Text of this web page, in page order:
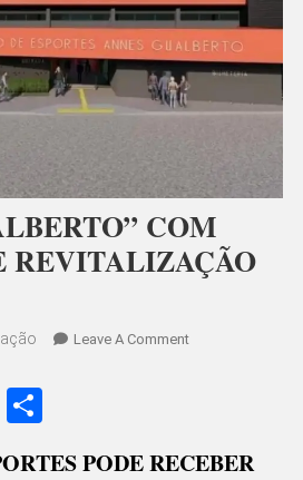
COM
REVITALIZAÇÃO
Leave A CommentOn
DE
Share
PODE RECEBER